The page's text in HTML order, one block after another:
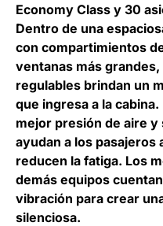
Economy Class y 30
Dentro de una
con compartimientos
ventanas más
regulables brindan un
que ingresa a la
mejor presión de aire
ayudan a los pasajeros
reducen la fatiga. Los
demás equipos
vibración para crear
silenciosa.